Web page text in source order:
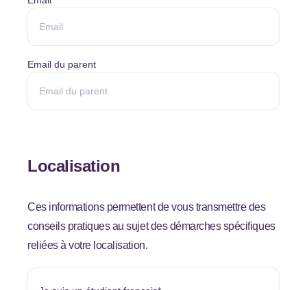
Email du parent
Localisation
Ces informations permettent de vous transmettre des
conseils pratiques au sujet des démarches spécifiques
reliées à votre localisation.